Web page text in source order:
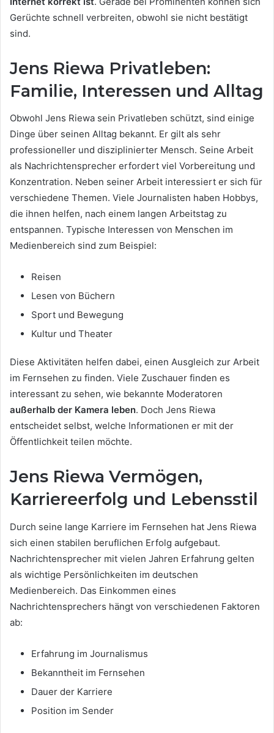
Gerüchte schnell verbreiten, obwohl sie nicht bestätigt
sind.
Jens Riewa Privatleben:
Familie, Interessen und Alltag
Obwohl Jens Riewa sein Privatleben schützt, sind einige
Dinge über seinen Alltag bekannt. Er gilt als sehr
professioneller und disziplinierter Mensch. Seine Arbeit
als Nachrichtensprecher erfordert viel Vorbereitung und
Konzentration. Neben seiner Arbeit interessiert er sich für
verschiedene Themen. Viele Journalisten haben Hobbys,
die ihnen helfen, nach einem langen Arbeitstag zu
entspannen. Typische Interessen von Menschen im
Medienbereich sind zum Beispiel:
Reisen
Lesen von Büchern
Sport und Bewegung
Kultur und Theater
Diese Aktivitäten helfen dabei, einen Ausgleich zur Arbeit
im Fernsehen zu finden. Viele Zuschauer finden es
interessant zu sehen, wie bekannte Moderatoren
außerhalb der Kamera leben. Doch Jens Riewa
entscheidet selbst, welche Informationen er mit der
Öffentlichkeit teilen möchte.
Jens Riewa Vermögen,
Karriereerfolg und Lebensstil
Durch seine lange Karriere im Fernsehen hat Jens Riewa
sich einen stabilen beruflichen Erfolg aufgebaut.
Nachrichtensprecher mit vielen Jahren Erfahrung gelten
als wichtige Persönlichkeiten im deutschen
Medienbereich. Das Einkommen eines
Nachrichtensprechers hängt von verschiedenen Faktoren
ab:
Erfahrung im Journalismus
Bekanntheit im Fernsehen
Dauer der Karriere
Position im Sender